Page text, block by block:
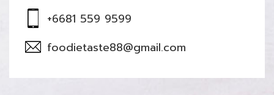
+6681 559 9599
foodietaste88@gmail.com